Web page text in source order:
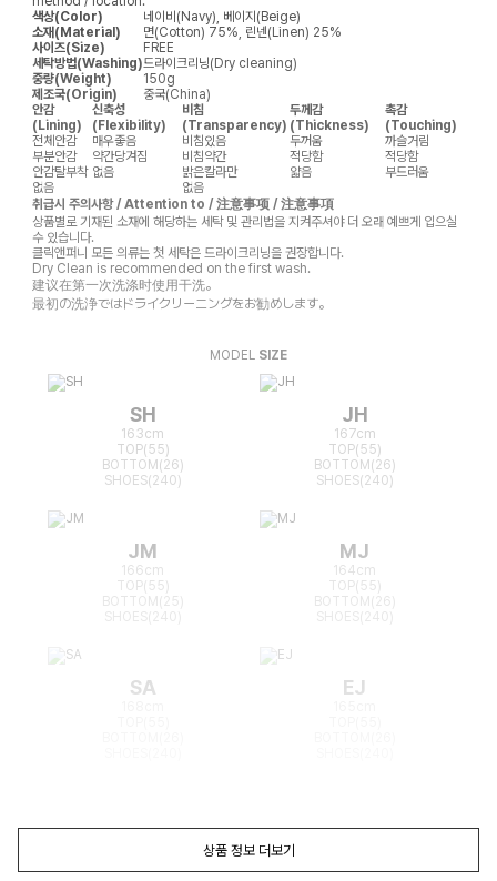
색상(Color)
네이비(Navy), 베이지(Beige)
소재(Material)
면(Cotton) 75%, 린넨(Linen) 25%
사이즈(Size)
FREE
세탁방법(Washing)드라이크리닝(Dry cleaning)
중량(Weight)
150g
제조국(Origin)
중국(China)
안감
(Lining)
신축성
(Flexibility)
비침
(Transparency)
두께감
(Thickness)
촉감
(Touching)
전체안감
매우좋음 비침있음 두꺼움
까슬거림
부분안감
약간당겨짐 비침약간 적당함
적당함
안감탈부착 없음 밝은칼라만 얇음
부드러움
없음
없음
취급시 주의사항 / Attention to / 注意事项 / 注意事項
상품별로 기재된 소재에 해당하는 세탁 및 관리법을 지켜주셔야 더 오래 예쁘게 입으실
수 있습니다.
클릭앤퍼니 모든 의류는 첫 세탁은 드라이크리닝을 권장합니다.
Dry Clean is recommended on the first wash.
建议在第一次洗涤时使用干洗。
最初の洗浄ではドライクリーニングをお勧めします。
MODEL SIZE
SH
163cm
TOP(55)
BOTTOM(26)
SHOES(240)
JH
167cm
TOP(55)
BOTTOM(26)
SHOES(240)
JM
166cm
TOP(55)
BOTTOM(25)
MJ
164cm
TOP(55)
BOTTOM(26)
SA EJ
상품 정보 더보기